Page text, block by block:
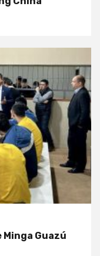
Guazú